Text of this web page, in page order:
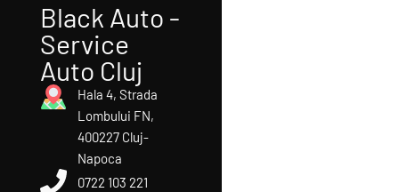
Black Auto -
Service
Auto Cluj
Hala 4, Strada
Lombului FN,
400227 Cluj-
Napoca
0722 103 221